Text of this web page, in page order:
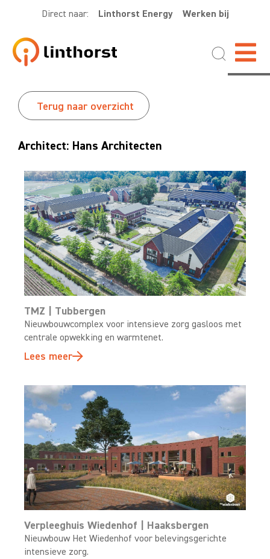
Direct naar: Linthorst Energy Werken bij
Terug naar overzicht
Architect: Hans Architecten
TMZ | Tubbergen
Nieuwbouwcomplex voor intensieve zorg gasloos met
centrale opwekking en warmtenet.
Lees meer
Verpleeghuis Wiedenhof | Haaksbergen
Nieuwbouw Het Wiedenhof voor belevingsgerichte
intensieve zorg.